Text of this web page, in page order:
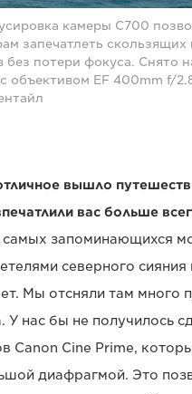
камеры C700
запечатлеть скользящих
без потери фокуса. Снято
с объективом EF 400mm f/
вышло
вас больше
самых запоминающихся
северного
Мы отсняли там много
У нас бы не получилось
Canon Cine Prime,
диафрагмой. Это